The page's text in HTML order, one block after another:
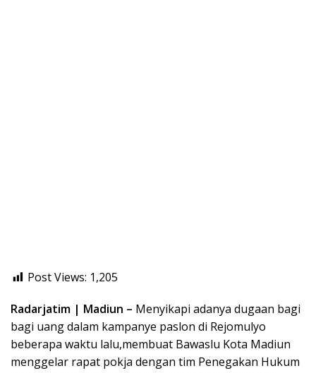
Post Views: 1,205
Radarjatim | Madiun – Menyikapi adanya dugaan bagi
bagi uang dalam kampanye paslon di Rejomulyo
beberapa waktu lalu,membuat Bawaslu Kota Madiun
menggelar rapat pokja dengan tim Penegakan Hukum